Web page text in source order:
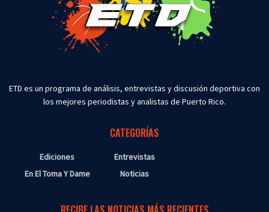
ETD es un programa de análisis, entrevistas y discusión deportiva con
los mejores periodistas y analistas de Puerto Rico.
CATEGORÍAS
Ediciones
En El Toma Y Dame
Entrevistas
Noticias